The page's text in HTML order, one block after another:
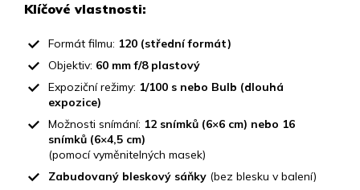
Klíčové vlastnosti:
Formát filmu: 120 (střední formát)
Objektiv: 60 mm f/8 plastový
Expoziční režimy: 1/100 s nebo Bulb (dlouhá
expozice)
Možnosti snímání: 12 snímků (6×6 cm) nebo 16
snímků (6×4,5 cm)
(pomocí vyměnitelných masek)
Zabudovaný bleskový sáňky (bez blesku v balení)